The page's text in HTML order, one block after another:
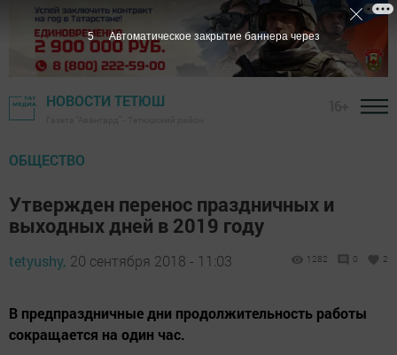
НОВОСТИ ТЕТЮШ
ОБЩЕСТВО
Утвержден перенос праздничных и
выходных дней в 2019 году
tetyushy, 20 сентября 2018 - 11:03 1282 0 2
В предпраздничные дни продолжительность работы
сокращается на один час.
4 Автоматическое закрытие баннера через